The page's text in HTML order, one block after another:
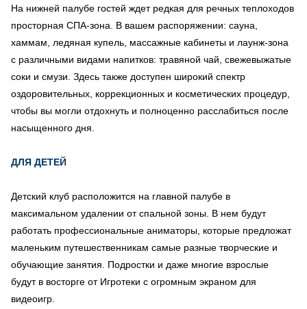
На нижней палубе гостей ждет редкая для речных теплоходов
просторная СПА-зона. В вашем распоряжении: сауна,
хаммам, ледяная купель, массажные кабинеты и лаунж-зона
с различными видами напитков: травяной чай, свежевыжатые
соки и смузи. Здесь также доступен широкий спектр
оздоровительных, коррекционных и косметических процедур,
чтобы вы могли отдохнуть и полноценно расслабиться после
насыщенного дня.
ДЛЯ ДЕТЕЙ
Детский клуб расположится на главной палубе в
максимальном удалении от спальной зоны. В нем будут
работать профессиональные аниматоры, которые предложат
маленьким путешественникам самые разные творческие и
обучающие занятия. Подростки и даже многие взрослые
будут в восторге от Игротеки с огромным экраном для
видеоигр.